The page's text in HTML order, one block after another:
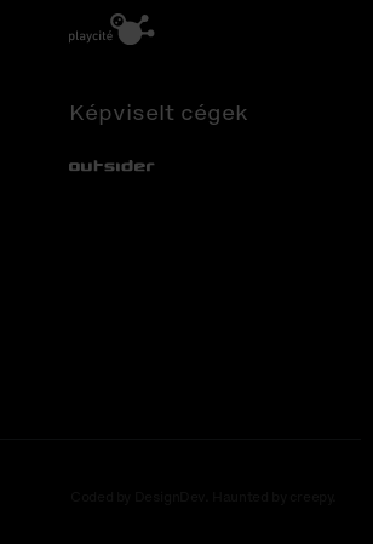
Képviselt cégek
Out-Sider